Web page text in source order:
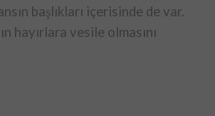
başlıkları içerisinde de var.
hayırlara vesile olmasını